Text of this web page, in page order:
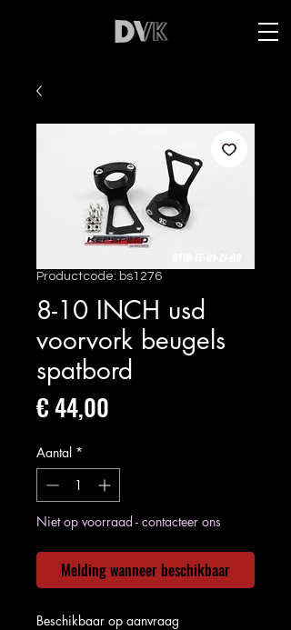
Productcode: bs1276
8-10 INCH usd
voorvork beugels
spatbord
€ 44,00
Aantal *
Niet op voorraad - contacteer ons
Melding wanneer beschikbaar
Beschikbaar op aanvraag